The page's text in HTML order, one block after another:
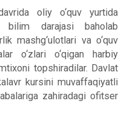
oliy o‘quv yurtida
bilim darajasi baholab
mashg‘ulotlari va o‘quv
o‘zlari o‘qigan harbiy
topshiradilar. Davlat
kursini muvaffaqiyatli
zahiradagi ofitser